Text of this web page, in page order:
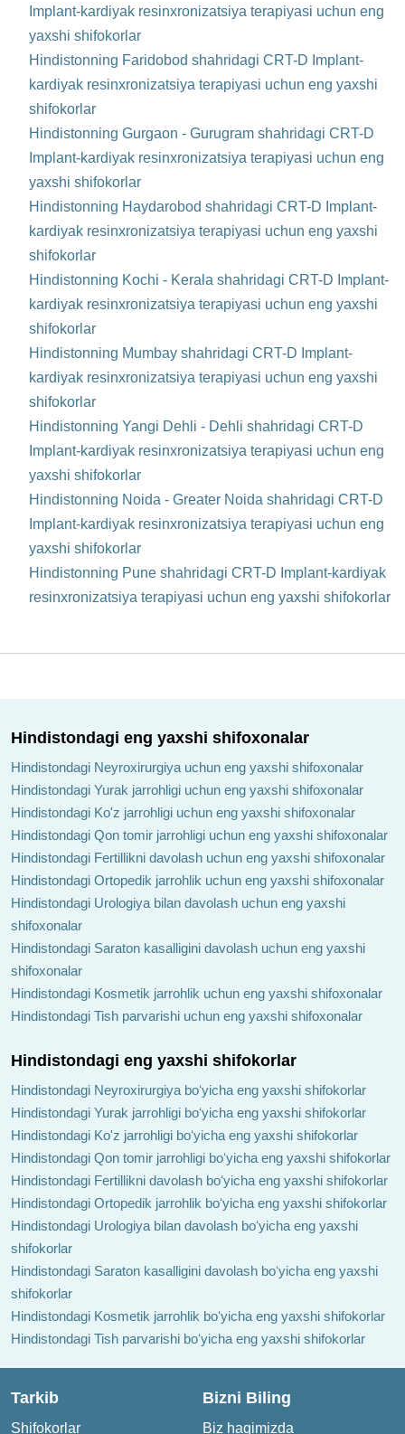
Implant-kardiyak resinxronizatsiya terapiyasi uchun eng
yaxshi shifokorlar
Hindistonning Faridobod shahridagi CRT-D Implant-
kardiyak resinxronizatsiya terapiyasi uchun eng yaxshi
shifokorlar
Hindistonning Gurgaon - Gurugram shahridagi CRT-D
Implant-kardiyak resinxronizatsiya terapiyasi uchun eng
yaxshi shifokorlar
Hindistonning Haydarobod shahridagi CRT-D Implant-
kardiyak resinxronizatsiya terapiyasi uchun eng yaxshi
shifokorlar
Hindistonning Kochi - Kerala shahridagi CRT-D Implant-
kardiyak resinxronizatsiya terapiyasi uchun eng yaxshi
shifokorlar
Hindistonning Mumbay shahridagi CRT-D Implant-
kardiyak resinxronizatsiya terapiyasi uchun eng yaxshi
shifokorlar
Hindistonning Yangi Dehli - Dehli shahridagi CRT-D
Implant-kardiyak resinxronizatsiya terapiyasi uchun eng
yaxshi shifokorlar
Hindistonning Noida - Greater Noida shahridagi CRT-D
Implant-kardiyak resinxronizatsiya terapiyasi uchun eng
yaxshi shifokorlar
Hindistonning Pune shahridagi CRT-D Implant-kardiyak
resinxronizatsiya terapiyasi uchun eng yaxshi shifokorlar
Hindistondagi eng yaxshi shifoxonalar
Hindistondagi Neyroxirurgiya uchun eng yaxshi shifoxonalar
Hindistondagi Yurak jarrohligi uchun eng yaxshi shifoxonalar
Hindistondagi Ko'z jarrohligi uchun eng yaxshi shifoxonalar
Hindistondagi Qon tomir jarrohligi uchun eng yaxshi shifoxonalar
Hindistondagi Fertillikni davolash uchun eng yaxshi shifoxonalar
Hindistondagi Ortopedik jarrohlik uchun eng yaxshi shifoxonalar
Hindistondagi Urologiya bilan davolash uchun eng yaxshi
shifoxonalar
Hindistondagi Saraton kasalligini davolash uchun eng yaxshi
shifoxonalar
Hindistondagi Kosmetik jarrohlik uchun eng yaxshi shifoxonalar
Hindistondagi Tish parvarishi uchun eng yaxshi shifoxonalar
Hindistondagi eng yaxshi shifokorlar
Hindistondagi Neyroxirurgiya boʻyicha eng yaxshi shifokorlar
Hindistondagi Yurak jarrohligi boʻyicha eng yaxshi shifokorlar
Hindistondagi Ko'z jarrohligi boʻyicha eng yaxshi shifokorlar
Hindistondagi Qon tomir jarrohligi boʻyicha eng yaxshi shifokorlar
Hindistondagi Fertillikni davolash boʻyicha eng yaxshi shifokorlar
Hindistondagi Ortopedik jarrohlik boʻyicha eng yaxshi shifokorlar
Hindistondagi Urologiya bilan davolash boʻyicha eng yaxshi
shifokorlar
Hindistondagi Saraton kasalligini davolash boʻyicha eng yaxshi
shifokorlar
Hindistondagi Kosmetik jarrohlik boʻyicha eng yaxshi shifokorlar
Hindistondagi Tish parvarishi boʻyicha eng yaxshi shifokorlar
Tarkib
Shifokorlar
Bizni Biling
Biz haqimizda